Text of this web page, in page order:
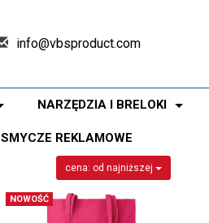
info@vbsproduct.com
NARZĘDZIA I BRELOKI
SMYCZE REKLAMOWE
cena: od najniższej
NOWOŚĆ